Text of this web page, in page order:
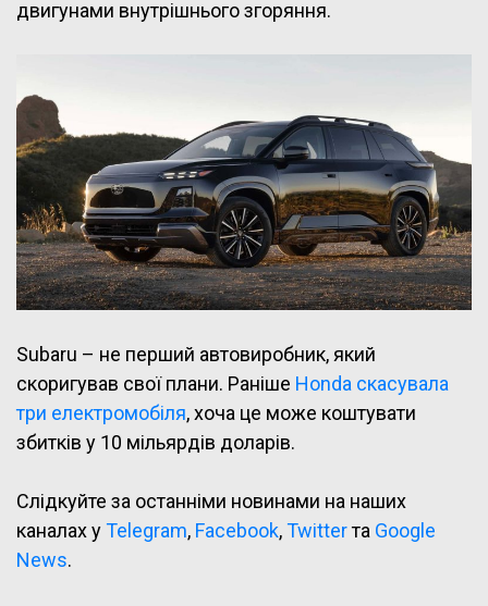
двигунами внутрішнього згоряння.
Subaru – не перший автовиробник, який
скоригував свої плани. Раніше Honda скасувала
три електромобіля, хоча це може коштувати
збитків у 10 мільярдів доларів.
Слідкуйте за останніми новинами на наших
каналах уTelegram, Facebook,Twitterта Google
News.